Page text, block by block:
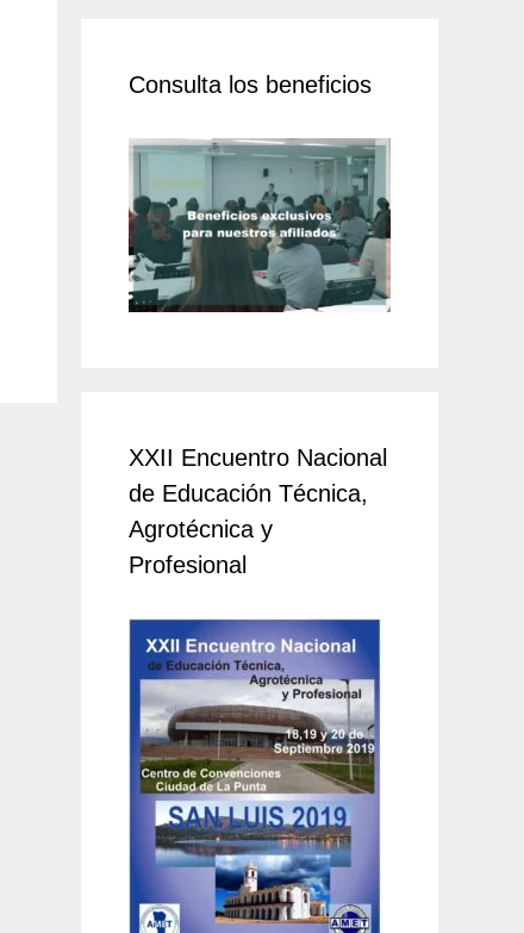
Consulta los beneficios
XXII Encuentro Nacional
de Educación Técnica,
Agrotécnica y
Profesional